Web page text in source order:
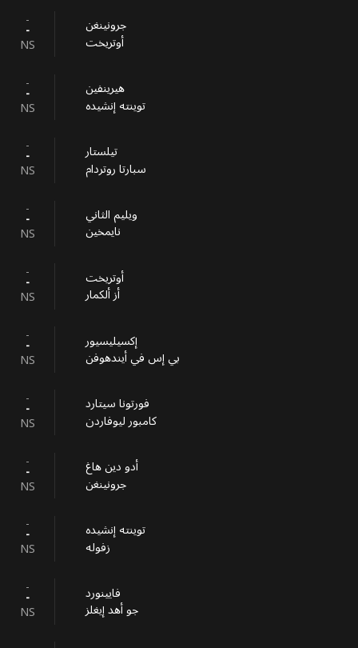
--
NS
جرونينغن
أوتريخت
--
NS
هيرينفين
توينته إنشيده
--
NS
تيلستار
سبارتا روتردام
--
NS
ويليم الثاني
نايمخين
--
NS
أوتريخت
أز ألكمار
--
NS
إكسيليسيور
بي إس في أيندهوفن
--
NS
فورتونا سيتارد
كامبور ليوفاردن
--
NS
أدو دين هاغ
جرونينغن
--
NS
توينته إنشيده
زفوله
--
NS
فايينورد
جو أهد إيغلز